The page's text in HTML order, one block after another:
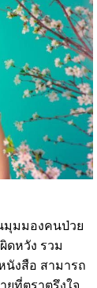
มุมมองคนป่วย
ดหวัง รวม
นังสือ สามารถ